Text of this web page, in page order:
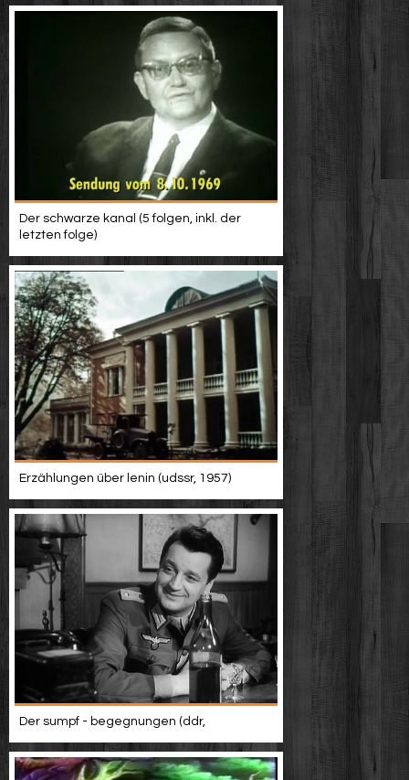
Der schwarze kanal (5 folgen, inkl. der
letzten folge)
Erzählungen über lenin (udssr, 1957)
Der sumpf - begegnungen (ddr,